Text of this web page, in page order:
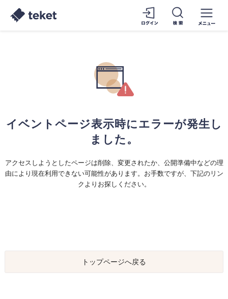
イベントページ表示時にエラーが発生し
ました。
アクセスしようとしたページは削除、変更されたか、公開準備中などの理
由により現在利用できない可能性があります。お手数ですが、下記のリン
クよりお探しください。
トップページへ戻る